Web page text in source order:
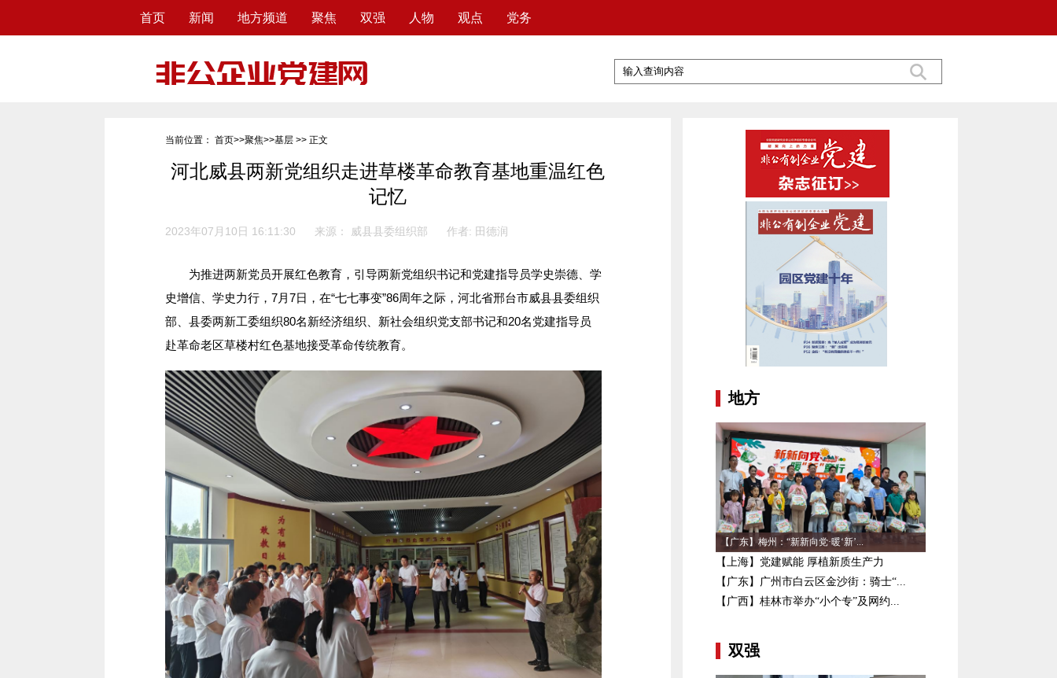
首页 新闻 地方频道 聚焦 双强 人物 观点 党务
当前位置： 首页>>聚焦>>基层 >> 正文
河北威县两新党组织走进草楼革命教育基地重温红色
记忆
2023年07月10日 16:11:30 来源： 威县县委组织部 作者: 田德润
为推进两新党员开展红色教育，引导两新党组织书记和党建指导员学史崇德、学
史增信、学史力行，7月7日，在“七七事变”86周年之际，河北省邢台市威县县委组织
部、县委两新工委组织80名新经济组织、新社会组织党支部书记和20名党建指导员
赴革命老区草楼村红色基地接受革命传统教育。
地方
【广东】梅州：“新新向党·暖‘新’...
【上海】党建赋能 厚植新质生产力
【广东】广州市白云区金沙街：骑士“...
【广西】桂林市举办“小个专”及网约...
双强